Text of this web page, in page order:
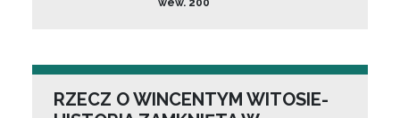
wew. 200
RZECZ O WINCENTYM WITOSIE-